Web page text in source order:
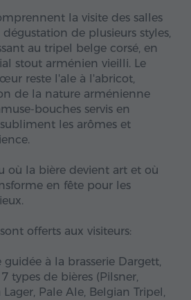
la visite des salles
de plusieurs styles,
au tripel belge corsé, en
stout arménien vieilli. Le
reste l'ale à l'abricot,
de la nature arménienne
bouches servis en
les arômes et
où la bière devient art et où
en fête pour les
offerts aux visiteurs:
guidée à la brasserie Dargett,
types de bières (Pilsner,
Pale Ale, Belgian Tripel,